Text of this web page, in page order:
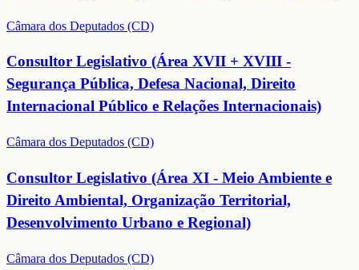
Câmara dos Deputados (CD)
Consultor Legislativo (Área XVII + XVIII -
Segurança Pública, Defesa Nacional, Direito
Internacional Público e Relações Internacionais)
Câmara dos Deputados (CD)
Consultor Legislativo (Área XI - Meio Ambiente e
Direito Ambiental, Organização Territorial,
Desenvolvimento Urbano e Regional)
Câmara dos Deputados (CD)